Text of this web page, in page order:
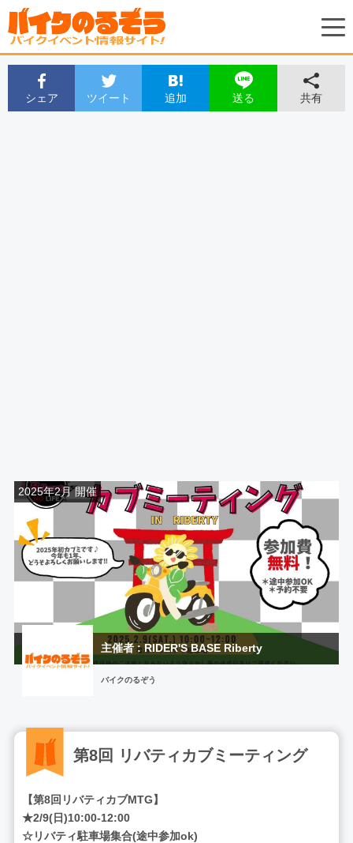
シェア ツイート 追加 送る 共有
2025年2月 開催
主催者 : RIDER'S BASE Riberty
バイクのるぞう
第8回 リバティカブミーティング
【第8回リバティカブMTG】
★2/9(日)10:00-12:00
☆リバティ駐車場集合(途中参加ok)